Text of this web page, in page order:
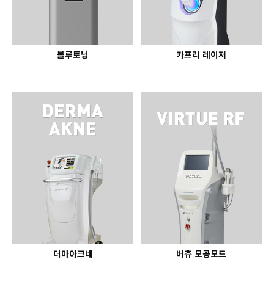
블루토닝 카프리 레이저
더마아크네 버츄 모공모드